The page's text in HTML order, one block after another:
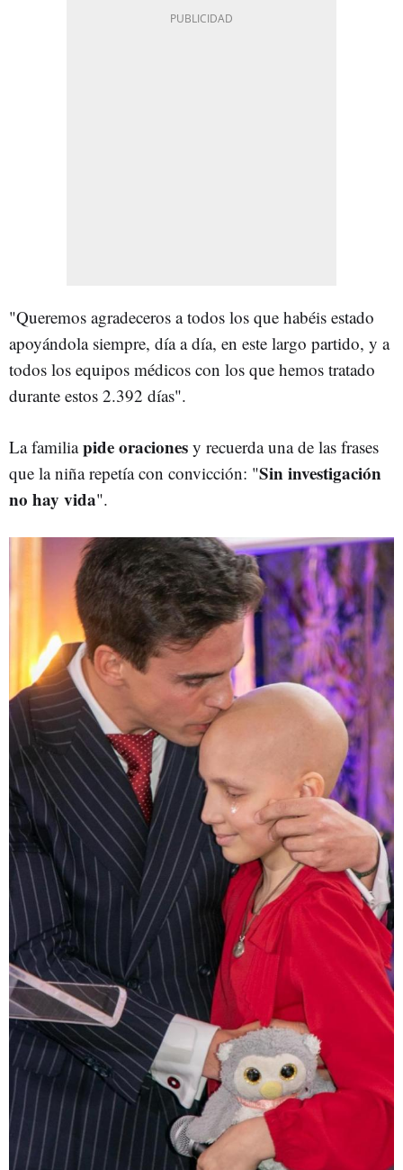
"Queremos agradeceros a todos los que habéis estado
apoyándola siempre, día a día, en este largo partido, y a
todos los equipos médicos con los que hemos tratado
durante estos 2.392 días".
La familiapide oraciones y recuerda una de las frases
que la niña repetía con convicción: "Sin investigación
no hay vida".